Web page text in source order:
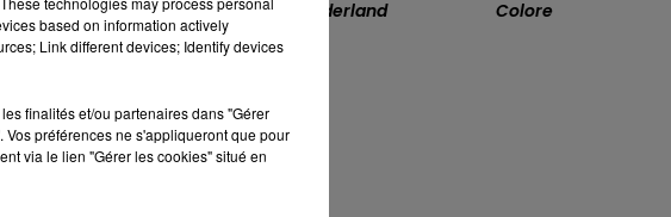
13h00 - 16h00
LES APRÈS-MIDI QUI CHANTENT
Boogie Wonderland Colore
based on information actively
Link different devices; Identify devices
finalités et/ou partenaires dans "Gérer
préférences ne s'appliqueront que pour
via le lien "Gérer les cookies" situé en